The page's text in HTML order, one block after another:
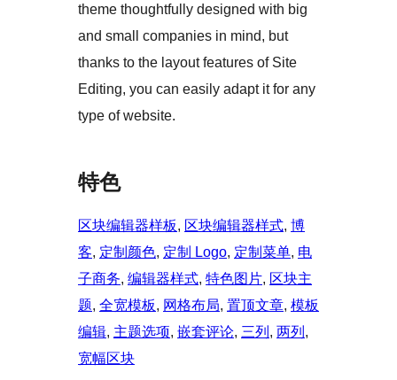
theme thoughtfully designed with big
and small companies in mind, but
thanks to the layout features of Site
Editing, you can easily adapt it for any
type of website.
特色
区块编辑器样板, 区块编辑器样式, 博
客, 定制颜色, 定制 Logo, 定制菜单, 电
子商务, 编辑器样式, 特色图片, 区块主
题, 全宽模板, 网格布局, 置顶文章, 模板
编辑, 主题选项, 嵌套评论, 三列 , 两列
宽幅区块